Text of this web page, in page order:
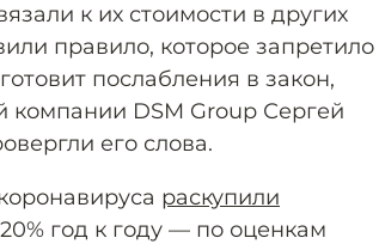
к их стоимости в других
правило, которое запретило
послабления в закон,
компании DSM Group Сергей
его слова.
раскупили
год к году — по оценкам